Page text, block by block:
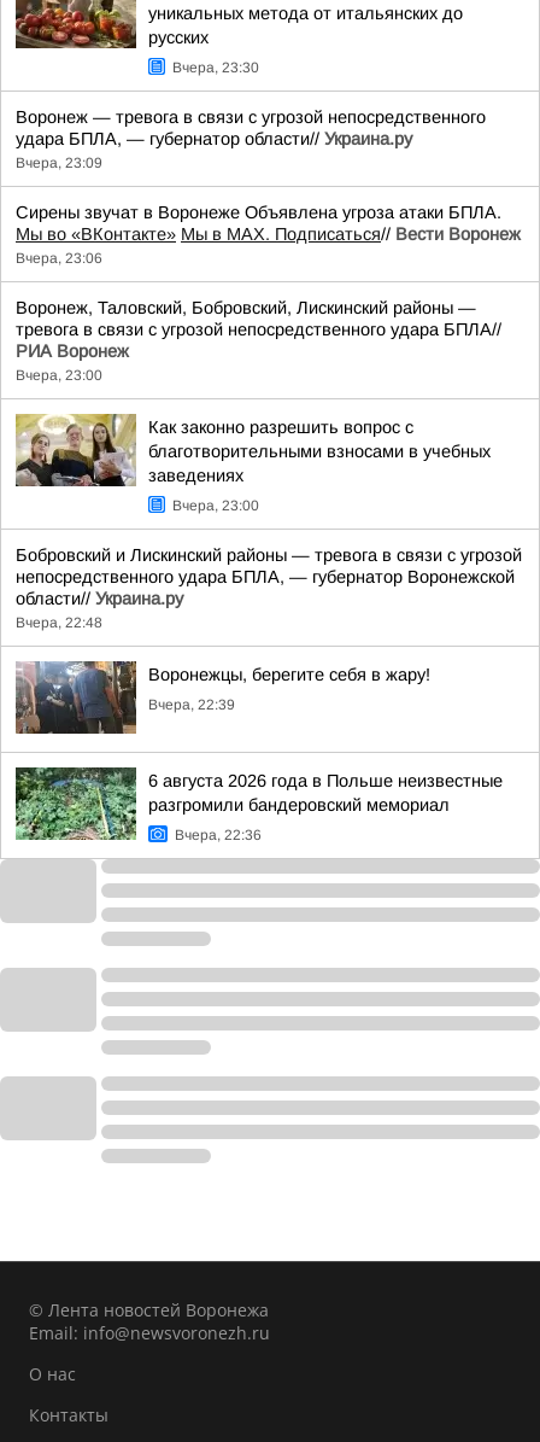
уникальных метода от итальянских до
русских
Вчера, 23:30
Воронеж — тревога в связи с угрозой непосредственного
удара БПЛА, — губернатор области// Украина.ру
Вчера, 23:09
Сирены звучат в Воронеже Объявлена угроза атаки БПЛА.
Мы во «ВКонтакте» Мы в MAX. Подписаться// Вести Воронеж
Вчера, 23:06
Воронеж, Таловский, Бобровский, Лискинский районы —
тревога в связи с угрозой непосредственного удара БПЛА//
РИА Воронеж
Вчера, 23:00
Как законно разрешить вопрос с
благотворительными взносами в учебных
заведениях
Вчера, 23:00
Бобровский и Лискинский районы — тревога в связи с угрозой
непосредственного удара БПЛА, — губернатор Воронежской
области// Украина.ру
Вчера, 22:48
Воронежцы, берегите себя в жару!
Вчера, 22:39
6 августа 2026 года в Польше неизвестные
разгромили бандеровский мемориал
Вчера, 22:36
© Лента новостей Воронежа
Email: info@newsvoronezh.ru
О нас
Контакты